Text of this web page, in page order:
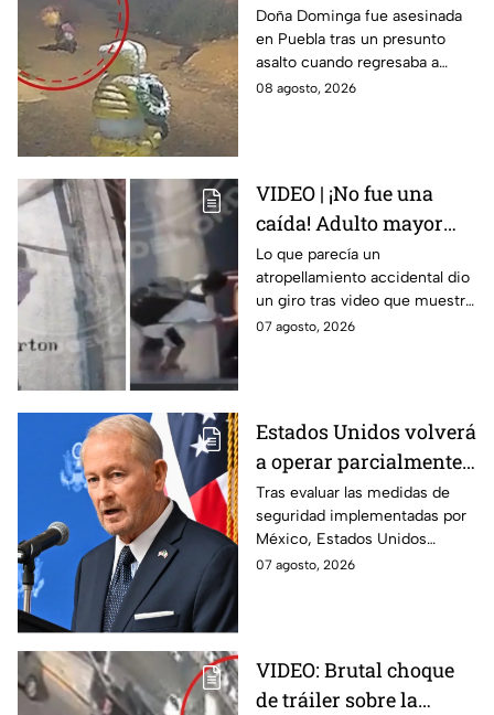
doña Dominga, la
abuelita asesinada tras
asalto en Amozoc,
Puebla
Doña Dominga fue asesinada
en Puebla tras un presunto
asalto cuando regresaba a
casa; familiares y amigos la
08 agosto, 2026
VIDEO | ¡No fue una
caída! Adulto mayor
muere atropellado por
tráiler; joven lo empujó
en Monterrey
Lo que parecía un
atropellamiento accidental dio
un giro tras video que muestra
cómo un joven empujó a
07 agosto, 2026
Estados Unidos volverá
a operar parcialmente
en Michoacán tras
suspensión por
motivos de seguridad
Tras evaluar las medidas de
seguridad implementadas por
México, Estados Unidos
reanudará parcialmente sus
07 agosto, 2026
VIDEO: Brutal choque
de tráiler sobre la